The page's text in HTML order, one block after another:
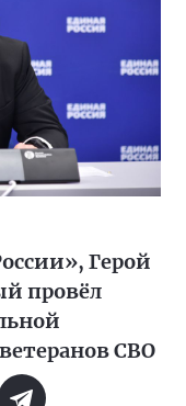
Герой
провёл
СВО